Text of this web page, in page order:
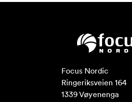
Focus Nordic
Ringeriksveien 164
1339 Vøyenenga